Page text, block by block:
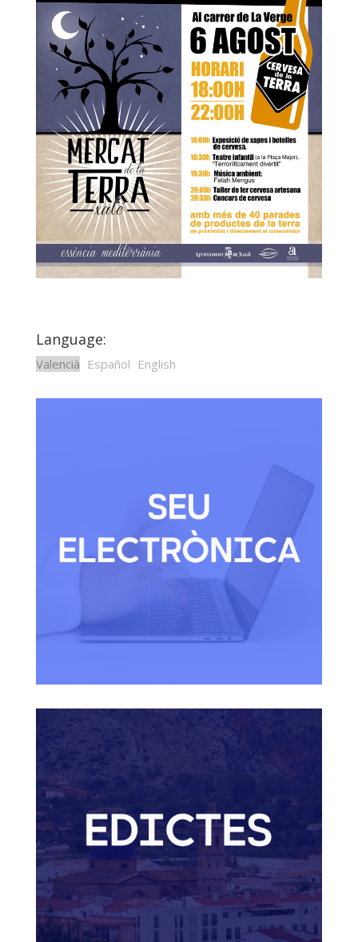
Language:
Valencià Español English